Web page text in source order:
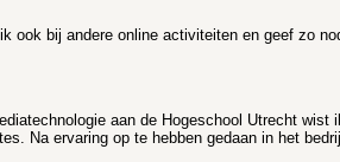
ook bij andere online activiteiten en geef zo
aan de Hogeschool Utrecht
Na ervaring op te hebben gedaan in het